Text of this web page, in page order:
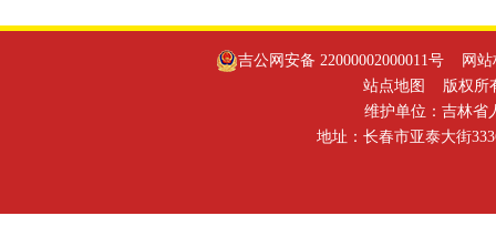
吉公网安备 22000002000011号 网站
站点地图
版权所
维护单位：吉林省
地址：长春市亚泰大街